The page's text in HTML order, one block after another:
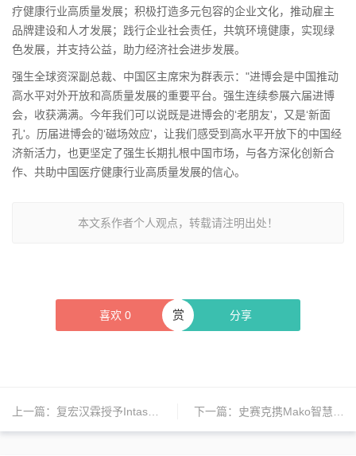
疗健康行业高质量发展；积极打造多元包容的企业文化，推动雇主
品牌建设和人才发展；践行企业社会责任，共筑环境健康，实现绿
色发展，并支持公益，助力经济社会进步发展。
强生全球资深副总裁、中国区主席宋为群表示："进博会是中国推动
高水平对外开放和高质量发展的重要平台。强生连续参展六届进博
会，收获满满。今年我们可以说既是进博会的‘老朋友'，又是‘新面
孔'。历届进博会的‘磁场效应'，让我们感受到高水平开放下的中国经
济新活力，也更坚定了强生长期扎根中国市场，与各方深化创新合
作、共助中国医疗健康行业高质量发展的信心。
本文系作者个人观点，转载请注明出处！
喜欢 0 分享
赏
上一篇： 复宏汉霖授予Intas在欧洲和印度的独家开发和商业化权益，H药 汉斯状迎来新里程碑 下一篇： 史赛克携Mako智慧关节机器人等创新产品亮相CMEF，探索高科技医疗未来